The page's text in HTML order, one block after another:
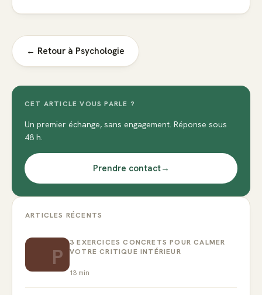
← Retour à Psychologie
CET ARTICLE VOUS PARLE ?
Un premier échange, sans engagement. Réponse sous
48 h.
Prendre contact→
ARTICLES RÉCENTS
P
3 EXERCICES CONCRETS POUR CALMER
VOTRE CRITIQUE INTÉRIEUR
13 min